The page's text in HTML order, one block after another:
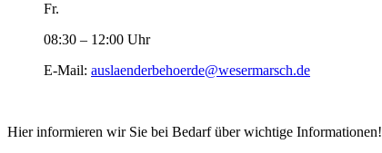
Fr.
08:30 – 12:00 Uhr
E-Mail: auslaenderbehoerde@wesermarsch.de
Hier informieren wir Sie bei Bedarf über wichtige Informationen!